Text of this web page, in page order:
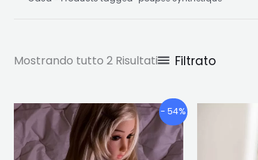
Mostrando tutto 2 Risultati Filtrato
- 54%
Fascia
di
prezzo:
Questo
prodotto
ha